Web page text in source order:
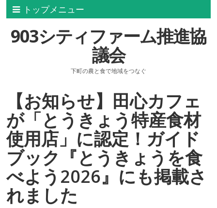
トップメニュー
903シティファーム推進協
議会
下町の農と食で地域をつなぐ
【お知らせ】田心カフェ
が「とうきょう特産食材
使用店」に認定！ガイド
ブック『とうきょうを食
べよう2026』にも掲載さ
れました